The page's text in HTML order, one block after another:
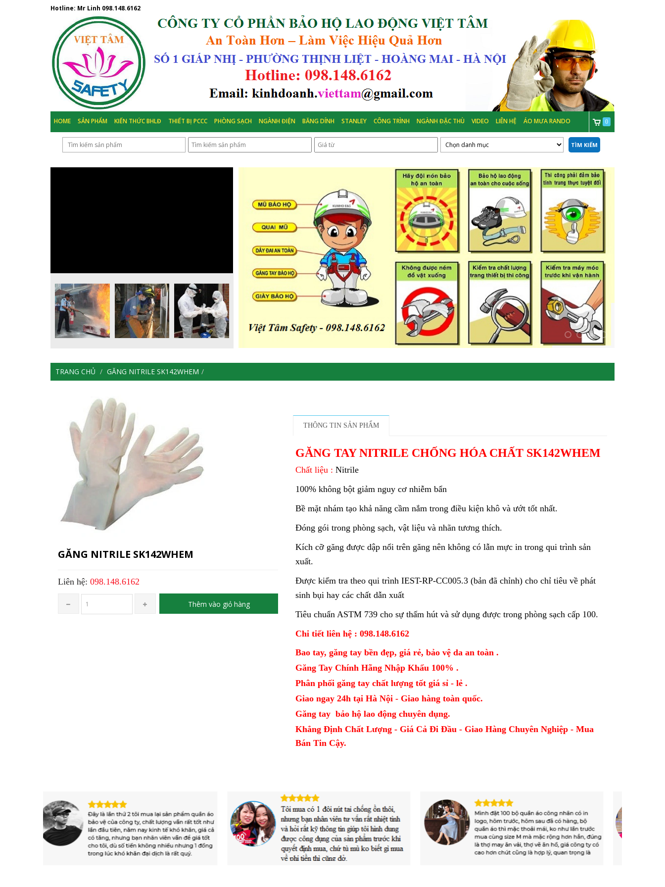
Hotline: Mr Linh 098.148.6162
HOME SẢN PHẨM KIẾN THỨC BHLĐ THIẾT BỊ PCCC PHÒNG SẠCH NGÀNH ĐIỆN BĂNG DÍNH STANLEY CÔNG TRÌNH NGÀNH ĐẶC THÙ VIDEO LIÊN HỆ ÁO MƯA RANDO 0
TÌM KIẾM
TRANG CHỦ GĂNG NITRILE SK142WHEM
GĂNG NITRILE SK142WHEM
Liên hệ: 098.148.6162
Thêm vào giỏ hàng
THÔNG TIN SẢN PHẨM
GĂNG TAY NITRILE CHỐNG HÓA CHẤT SK142WHEM
Chất liệu : Nitrile
100% không bột giảm nguy cơ nhiễm bẩn
Bề mặt nhám tạo khả năng cầm nắm trong điều kiện khô và ướt tốt nhất.
Đóng gói trong phòng sạch, vật liệu và nhãn tương thích.
Kích cỡ găng được dập nổi trên găng nên không có lẫn mực in trong qui trình sản
xuất.
Được kiểm tra theo qui trình IEST-RP-CC005.3 (bản đã chỉnh) cho chỉ tiêu về phát
sinh bụi hay các chất dẫn xuất
Tiêu chuẩn ASTM 739 cho sự thấm hút và sử dụng được trong phòng sạch cấp 100.
Chi tiết liên hệ : 098.148.6162
Bao tay, găng tay bền đẹp, giá rẻ, bảo vệ da an toàn .
Găng Tay Chính Hãng Nhập Khẩu 100% .
Phân phối găng tay chất lượng tốt giá sỉ - lẻ .
Giao ngay 24h tại Hà Nội - Giao hàng toàn quốc.
Găng tay bảo hộ lao động chuyên dụng.
Khẳng Định Chất Lượng - Giá Cả Đi Đầu - Giao Hàng Chuyên Nghiệp - Mua
Bán Tin Cậy.